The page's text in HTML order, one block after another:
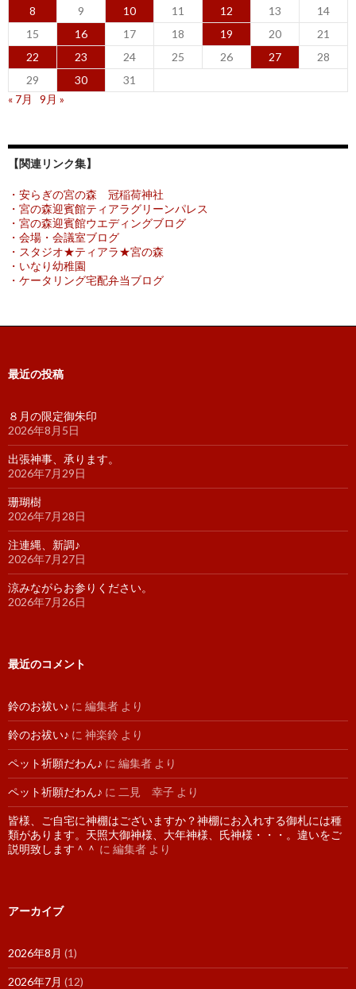
8 9 10 11 12 13
14
15
16 17 18 19 20
21
22
23 24 25 26 27
28
29
30
31
« 7月
9月 »
【関連リンク集】
・安らぎの宮の森 冠稲荷神社
・宮の森迎賓館ティアラグリーンパレス
・宮の森迎賓館ウエディングブログ
・会場・会議室ブログ
・スタジオ★ティアラ★宮の森
・いなり幼稚園
・ケータリング宅配弁当ブログ
最近の投稿
８月の限定御朱印
2026年8月5日
出張神事、承ります。
2026年7月29日
珊瑚樹
2026年7月28日
注連縄、新調♪
2026年7月27日
涼みながらお参りください。
2026年7月26日
最近のコメント
鈴のお祓い♪ に 編集者 より
鈴のお祓い♪ に 神楽鈴 より
ペット祈願だわん♪ に 編集者 より
ペット祈願だわん♪ に 二見 幸子 より
皆様、ご自宅に神棚はございますか？神棚にお入れする御札には種
類があります。天照大御神様、大年神様、氏神様・・・。違いをご
説明致します＾＾ に 編集者 より
アーカイブ
2026年8月 (1)
2026年7月 (12)